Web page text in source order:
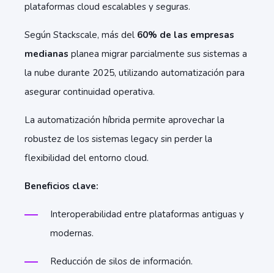
plataformas cloud escalables y seguras.
Según Stackscale, más del 60% de las empresas
medianas planea migrar parcialmente sus sistemas a
la nube durante 2025, utilizando automatización para
asegurar continuidad operativa.
La automatización híbrida permite aprovechar la
robustez de los sistemas legacy sin perder la
flexibilidad del entorno cloud.
Beneficios clave:
Interoperabilidad entre plataformas antiguas y
modernas.
Reducción de silos de información.